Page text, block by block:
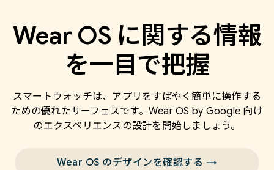
Wear OS に関する情報
を一目で把握
スマートウォッチは、アプリをすばやく簡単に操作する
ための優れたサーフェスです。Wear OS by Google 向け
のエクスペリエンスの設計を開始しましょう。
Wear OS のデザインを確認する →